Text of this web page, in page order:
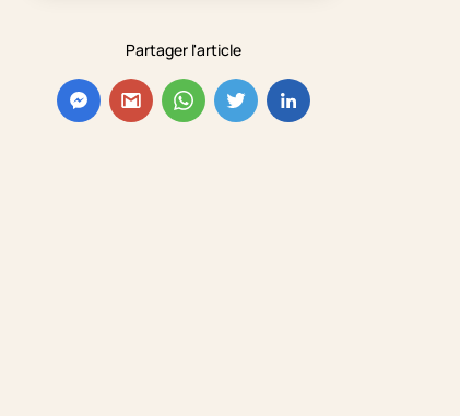
Partager l'article